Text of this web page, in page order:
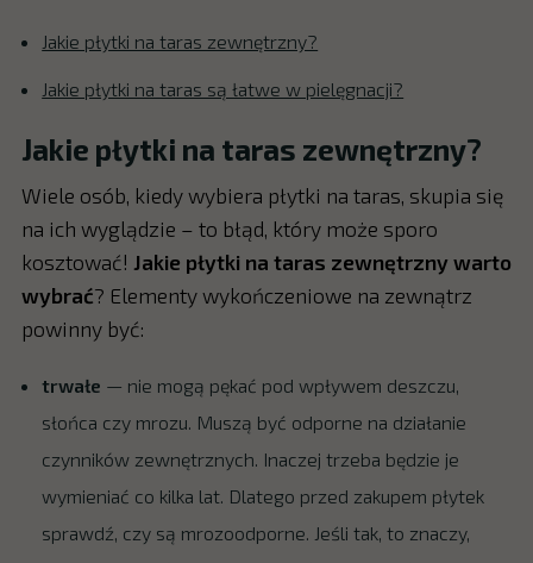
Jakie płytki na taras zewnętrzny?
Jakie płytki na taras są łatwe w pielęgnacji?
Jakie płytki na taras zewnętrzny?
Wiele osób, kiedy wybiera płytki na taras, skupia się
na ich wyglądzie – to błąd, który może sporo
kosztować! Jakie płytki na taras zewnętrzny warto
wybrać? Elementy wykończeniowe na zewnątrz
powinny być:
trwałe — nie mogą pękać pod wpływem deszczu,
słońca czy mrozu. Muszą być odporne na działanie
czynników zewnętrznych. Inaczej trzeba będzie je
wymieniać co kilka lat. Dlatego przed zakupem płytek
sprawdź, czy są mrozoodporne. Jeśli tak, to znaczy,